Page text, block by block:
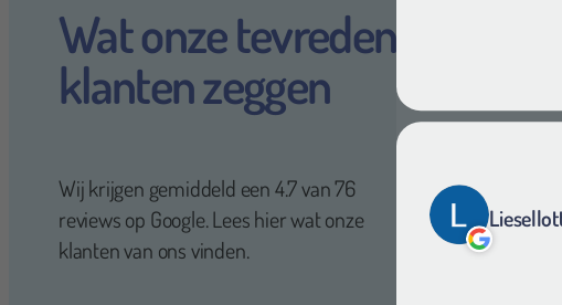
Wat onze tevreden
klanten zeggen
Wij krijgen gemiddeld een 4.7 van 76
reviews op Google. Lees hier wat onze
klanten van ons vinden.